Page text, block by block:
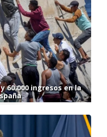
60.000 ingresos en la